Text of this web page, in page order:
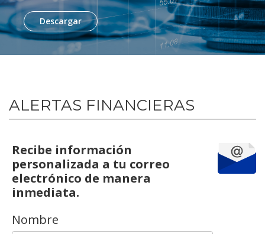
Descargar
ALERTAS FINANCIERAS
Recibe información
personalizada a tu correo
electrónico de manera
inmediata.
Nombre